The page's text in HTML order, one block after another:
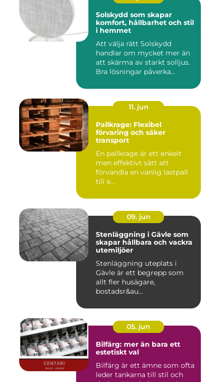
Solskydd som skapar
komfort, hållbarhet och stil
i hemmet
Att välja rätt Solskydd
handlar om mycket mer än
att skärma av starkt solljus.
Bra lösningar påverka...
11. jun
Pallkrage: Flexibel
förvaring och säker
transport
En pallkrage är ett enkelt
men effektivt sätt att
förvandla en vanlig lastpall
till e...
09. jun
Stenläggning i Gävle som
skapar hållbara och vackra
utemiljöer
Stenläggning uteplats i
Gävle är ett begrepp som
allt fler husägare,
bostadsr&au...
05. jun
Bilfärg: mer än bara ett
estetiskt val
Bilfärg är ett ämne som ofta
leder tankarna till stil och